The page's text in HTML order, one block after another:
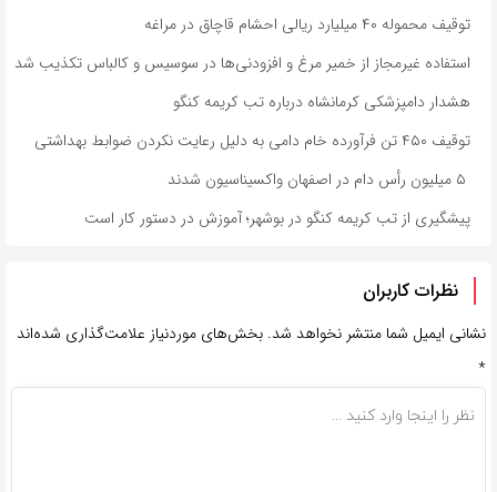
توقیف محموله ۴۰ میلیارد ریالی احشام قاچاق در مراغه
استفاده غیرمجاز از خمیر مرغ و افزودنی‌ها در سوسیس و کالباس تکذیب شد
هشدار دامپزشکی کرمانشاه درباره تب کریمه کنگو
توقیف ۴۵۰ تن فرآورده خام دامی به دلیل رعایت نکردن ضوابط بهداشتی
پیشگیری از تب کریمه کنگو در بوشهر؛ آموزش در دستور کار است
نظرات کاربران
نشانی ایمیل شما منتشر نخواهد شد. بخش‌های موردنیاز علامت‌گذاری شده‌اند
*